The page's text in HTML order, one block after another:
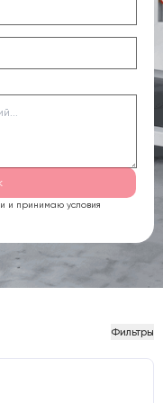
и принимаю условия
Фильтры